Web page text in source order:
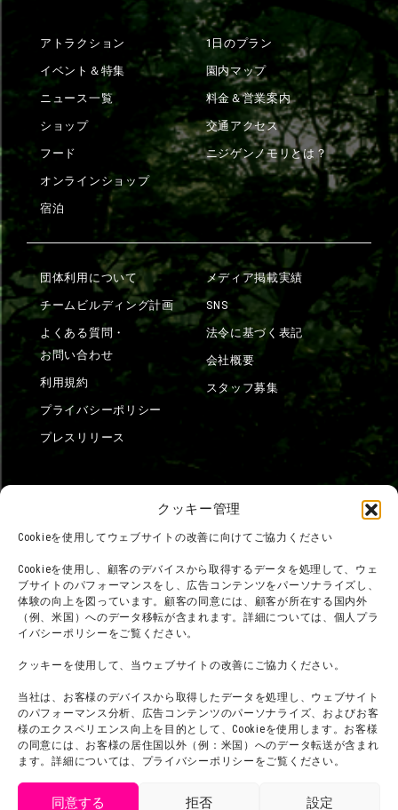
クッキー管理
Cookieを使用してウェブサイトの改善に向けてご協力ください
Cookieを使用し、顧客のデバイスから取得するデータを処理して、ウェ
ブサイトのパフォーマンスをし、広告コンテンツをパーソナライズし、
体験の向上を図っています。顧客の同意には、顧客が所在する国内外
（例、米国）へのデータ移転が含まれます。詳細については、個人プラ
イバシーポリシーをご覧ください。
クッキーを使用して、当ウェブサイトの改善にご協力ください。
当社は、お客様のデバイスから取得したデータを処理し、ウェブサイト
のパフォーマンス分析、広告コンテンツのパーソナライズ、およびお客
様のエクスペリエンス向上を目的として、Cookieを使用します。お客様
の同意には、お客様の居住国以外（例：米国）へのデータ転送が含まれ
ます。詳細については、プライバシーポリシーをご覧ください。
同意する 拒否 設定
アトラクション
イベント＆特集
ニュース一覧
ショップ
フード
オンラインショップ
宿泊
1日のプラン
園内マップ
料金＆営業案内
交通アクセス
ニジゲンノモリとは？
団体利用について
チームビルディング計画
よくある質問・
お問い合わせ
利用規約
プライバシーポリシー
プレスリリース
メディア掲載実績
SNS
法令に基づく表記
会社概要
スタッフ募集
©臼井儀人／双葉社・シンエイ・テレビ朝日・ADK
©臼井儀人／双葉社・シンエイ・テレビ朝日・ADK 1993-2026
© ARMOR PROJECT/BIRD STUDIO/SQUARE ENIX